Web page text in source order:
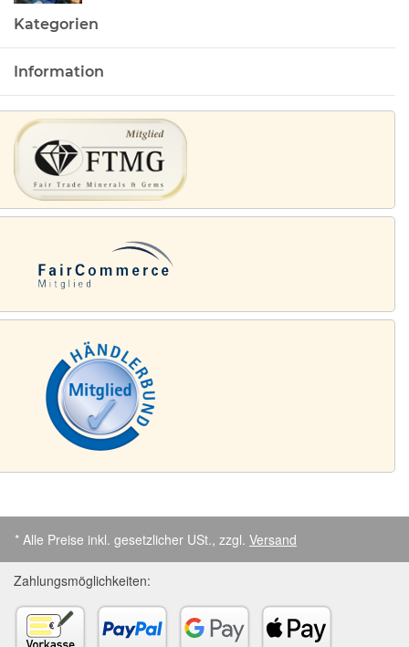
Kategorien
Information
* Alle Preise inkl. gesetzlicher USt., zzgl. Versand
Zahlungsmöglichkeiten: